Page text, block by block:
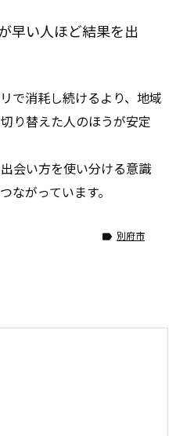
早い人ほど結果を出
で消耗し続けるより、地域
り替えた人のほうが安定
会い方を使い分ける意識
ながっています。
 別府市